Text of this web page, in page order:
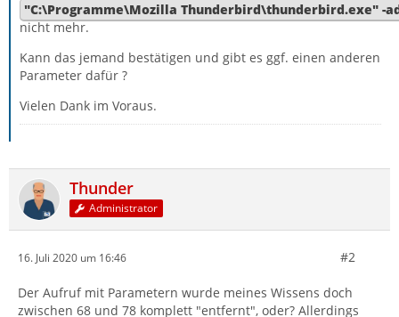
"C:\Programme\Mozilla Thunderbird\thunderbird.exe" -
nicht mehr.
Kann das jemand bestätigen und gibt es ggf. einen anderen
Parameter dafür ?
Vielen Dank im Voraus.
Thunder
Administrator
16. Juli 2020 um 16:46 #2
Der Aufruf mit Parametern wurde meines Wissens doch
zwischen 68 und 78 komplett "entfernt", oder? Allerdings